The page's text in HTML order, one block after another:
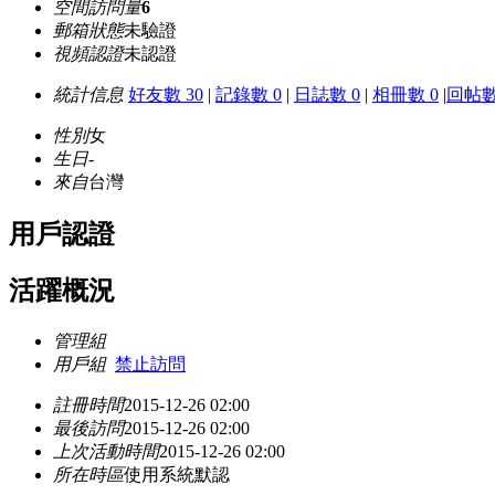
空間訪問量6
郵箱狀態未驗證
視頻認證未認證
統計信息 好友數 30 | 記錄數 0 | 日誌數 0 | 相冊數 0 |回帖
性別女
生日-
來自台灣
用戶認證
活躍概況
管理組
用戶組 禁止訪問
註冊時間2015-12-26 02:00
最後訪問2015-12-26 02:00
上次活動時間2015-12-26 02:00
所在時區使用系統默認